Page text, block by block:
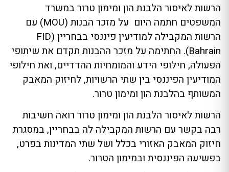
הרשות לאיסור הלבנת הון ומימון טרור במשרד
המשפטים חתמה היום על מזכר הבנות (MOU) עם
הרשות המקבילה למודיעין פיננסי בבחריין (FID
Bahrain). החתימה על מזכר ההבנות תקדם את שיתופי
הפעולה, חילופי הידע והמומחיות ההדדיים, ואת חילופי
המודיעין הפיננסי בין שתי הרשויות, לחיזוק המאבק
המשותף בהלבנת הון ומימון טרור.
הרשות לאיסור הלבנת הון ומימון טרור רואה חשיבות
רבה בקשר עם הרשות המקבילה לה בבחריין, במסגרת
חיזוק המאבק האזורי בכלל ושל שתי המדינות בפרט,
בפשיעה הפיננסית ובמימון הטרור.